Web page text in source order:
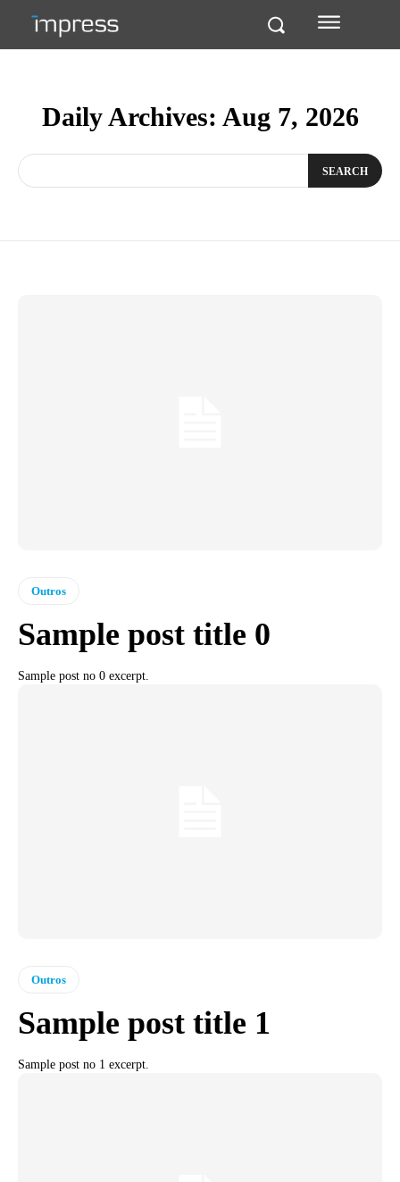
Daily Archives: Aug 7, 2026
SEARCH
Outros
Sample post title 0
Sample post no 0 excerpt.
Outros
Sample post title 1
Sample post no 1 excerpt.